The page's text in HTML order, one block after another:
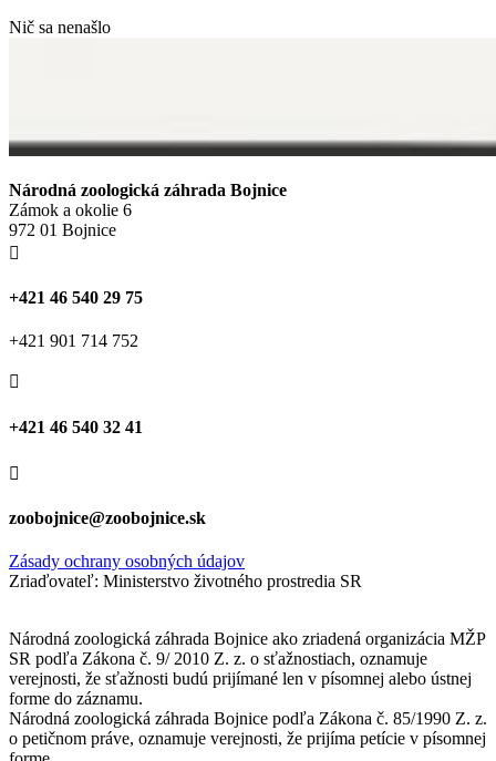
Nič sa nenašlo
Národná zoologická záhrada Bojnice
Zámok a okolie 6
972 01 Bojnice

+421 46 540 29 75
+421 901 714 752

+421 46 540 32 41

zoobojnice@zoobojnice.sk
Zásady ochrany osobných údajov
Zriaďovateľ: Ministerstvo životného prostredia SR
Národná zoologická záhrada Bojnice ako zriadená organizácia MŽP
SR podľa Zákona č. 9/ 2010 Z. z. o sťažnostiach, oznamuje
verejnosti, že sťažnosti budú prijímané len v písomnej alebo ústnej
forme do záznamu.
Národná zoologická záhrada Bojnice podľa Zákona č. 85/1990 Z. z.
o petičnom práve, oznamuje verejnosti, že prijíma petície v písomnej